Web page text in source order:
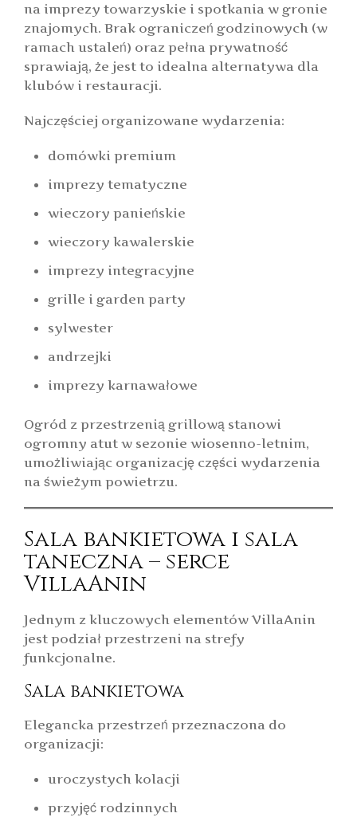
na imprezy towarzyskie i spotkania w gronie
znajomych. Brak ograniczeń godzinowych (w
ramach ustaleń) oraz pełna prywatność
sprawiają, że jest to idealna alternatywa dla
klubów i restauracji.
Najczęściej organizowane wydarzenia:
domówki premium
imprezy tematyczne
wieczory panieńskie
wieczory kawalerskie
imprezy integracyjne
grille i garden party
sylwester
andrzejki
imprezy karnawałowe
Ogród z przestrzenią grillową stanowi
ogromny atut w sezonie wiosenno-letnim,
umożliwiając organizację części wydarzenia
na świeżym powietrzu.
Sala bankietowa i sala
taneczna – serce
VillaAnin
Jednym z kluczowych elementów VillaAnin
jest podział przestrzeni na strefy
funkcjonalne.
Sala bankietowa
Elegancka przestrzeń przeznaczona do
organizacji:
uroczystych kolacji
przyjęć rodzinnych